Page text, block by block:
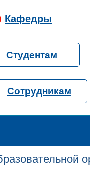
Кафедры
Студентам
Сотрудникам